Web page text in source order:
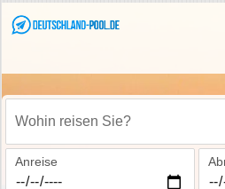
Wohin reisen Sie?
Anreise